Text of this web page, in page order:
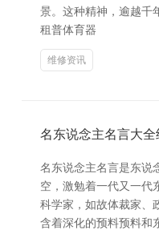
景。这种精神，逾越千
租普体育器
维修资讯
名东说念主名言大全
名东说念主名言是东说
空，激勉着一代又一代
科学家，如故体裁家、
含着深化的预料预料和